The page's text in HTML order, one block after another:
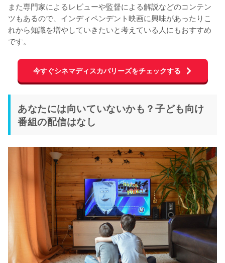
また専門家によるレビューや監督による解説などのコンテン
ツもあるので、インディペンデント映画に興味があったりこ
れから知識を増やしていきたいと考えている人にもおすすめ
です。
今すぐシネマディスカバリーズをチェックする
あなたには向いていないかも？子ども向け
番組の配信はなし